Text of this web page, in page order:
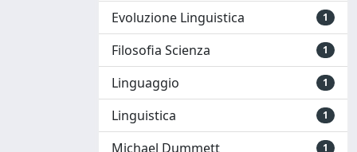
Evoluzione Linguistica 1
Filosofia Scienza 1
Linguaggio 1
Linguistica 1
Michael Dummett 1